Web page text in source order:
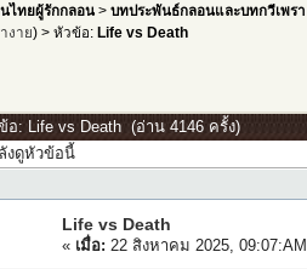
ไทยผู้รักกลอน> บทประพันธ์กลอนและบทกวีเพรา
งาย) > หัวข้อ: Life vs Death
อ: Life vs Death (อ่าน 4146 ครั้ง)
งดูหัวข้อนี้
Life vs Death
« เมื่อ: 22 สิงหาคม 2025,